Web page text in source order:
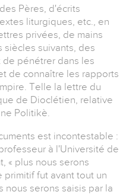
Pères, d'écrits
liturgiques, etc., en
privées, de mains
siècles suivants, des
pénétrer dans les
de connaître les rapports
Telle la lettre du
de Dioclétien, relative
Politikè.
est incontestable :
à l'Université de
« plus nous serons
primitif fut avant tout un
nous serons saisis par la